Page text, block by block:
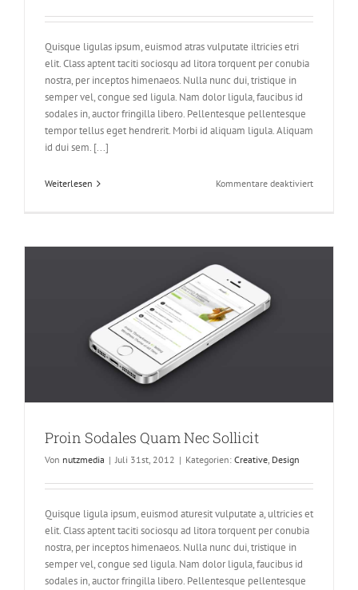
Quisque ligulas ipsum, euismod atras vulputate iltricies etri
elit. Class aptent taciti sociosqu ad litora torquent per conubia
nostra, per inceptos himenaeos. Nulla nunc dui, tristique in
semper vel, congue sed ligula. Nam dolor ligula, faucibus id
sodales in, auctor fringilla libero. Pellentesque pellentesque
tempor tellus eget hendrerit. Morbi id aliquam ligula. Aliquam
id dui sem. [...]
Weiterlesen Kommentare deaktiviertfür
Un
Proin Sodales Quam Nec Sollicit
Von nutzmedia | Juli 31st, 2012 | Kategorien: Creative, Design
Quisque ligula ipsum, euismod aturesit vulputate a, ultricies et
elit. Class aptent taciti sociosqu ad litora torquent per conubia
nostra, per inceptos himenaeos. Nulla nunc dui, tristique in
semper vel, congue sed ligula. Nam dolor ligula, faucibus id
sodales in, auctor fringilla libero. Pellentesque pellentesque